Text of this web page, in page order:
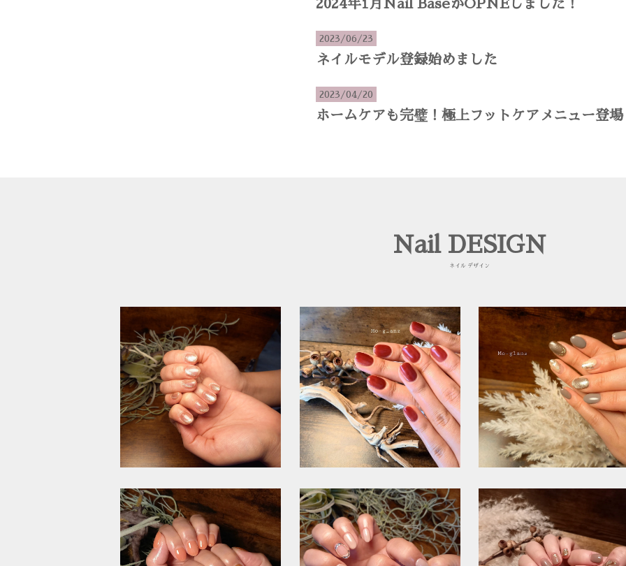
2024年1月Nail BaseがOPNEしました！
2023/06/23
ネイルモデル登録始めました
2023/04/20
ホームケアも完璧！極上フットケアメニュー登場
Nail DESIGN
ネイル デザイン